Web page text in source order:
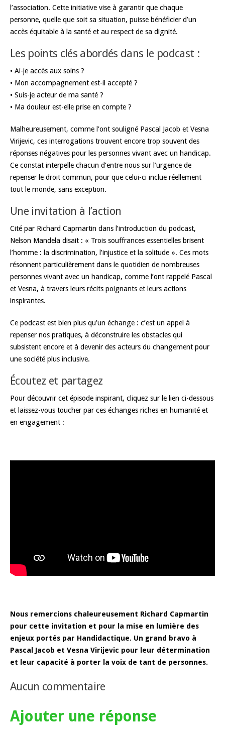
l’association. Cette initiative vise à garantir que chaque
personne, quelle que soit sa situation, puisse bénéficier d’un
accès équitable à la santé et au respect de sa dignité.
Les points clés abordés dans le podcast :
• Ai-je accès aux soins ?
• Mon accompagnement est-il accepté ?
• Suis-je acteur de ma santé ?
• Ma douleur est-elle prise en compte ?
Malheureusement, comme l’ont souligné Pascal Jacob et Vesna
Virijevic, ces interrogations trouvent encore trop souvent des
réponses négatives pour les personnes vivant avec un handicap.
Ce constat interpelle chacun d’entre nous sur l’urgence de
repenser le droit commun, pour que celui-ci inclue réellement
tout le monde, sans exception.
Une invitation à l’action
Cité par Richard Capmartin dans l’introduction du podcast,
Nelson Mandela disait : « Trois souffrances essentielles brisent
l’homme : la discrimination, l’injustice et la solitude ». Ces mots
résonnent particulièrement dans le quotidien de nombreuses
personnes vivant avec un handicap, comme l’ont rappelé Pascal
et Vesna, à travers leurs récits poignants et leurs actions
inspirantes.
Ce podcast est bien plus qu’un échange : c’est un appel à
repenser nos pratiques, à déconstruire les obstacles qui
subsistent encore et à devenir des acteurs du changement pour
une société plus inclusive.
Écoutez et partagez
Pour découvrir cet épisode inspirant, cliquez sur le lien ci-dessous
et laissez-vous toucher par ces échanges riches en humanité et
en engagement :
Nous remercions chaleureusement Richard Capmartin
pour cette invitation et pour la mise en lumière des
enjeux portés par Handidactique. Un grand bravo à
Pascal Jacob et Vesna Virijevic pour leur détermination
et leur capacité à porter la voix de tant de personnes.
Aucun commentaire
Ajouter une réponse